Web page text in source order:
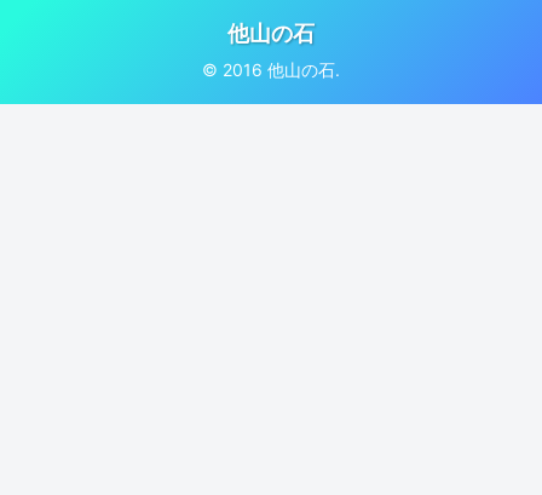
他山の石
© 2016 他山の石.